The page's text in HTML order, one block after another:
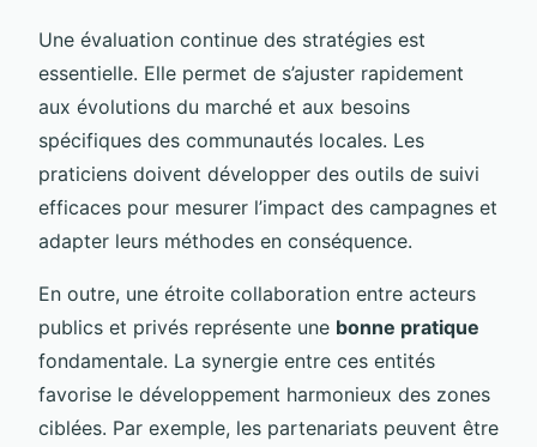
Une évaluation continue des stratégies est
essentielle. Elle permet de s’ajuster rapidement
aux évolutions du marché et aux besoins
spécifiques des communautés locales. Les
praticiens doivent développer des outils de suivi
efficaces pour mesurer l’impact des campagnes et
adapter leurs méthodes en conséquence.
En outre, une étroite collaboration entre acteurs
publics et privés représente une bonne pratique
fondamentale. La synergie entre ces entités
favorise le développement harmonieux des zones
ciblées. Par exemple, les partenariats peuvent être